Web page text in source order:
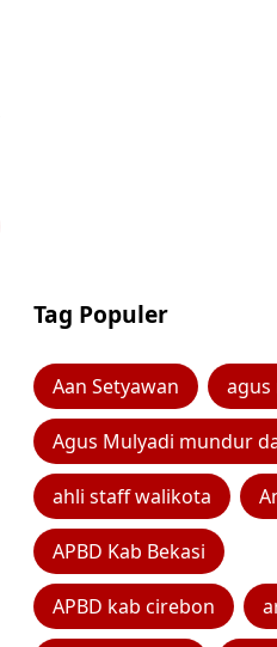
Tag Populer
Aan Setyawan agus
Agus Mulyadi mundur
ahli staff walikota
APBD Kab Bekasi
APBD kab cirebon